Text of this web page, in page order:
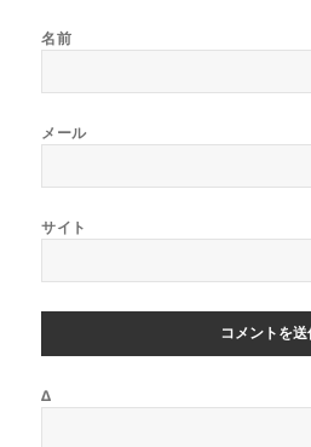
名前
メール
サイト
Δ